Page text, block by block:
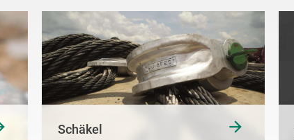
Schäkel